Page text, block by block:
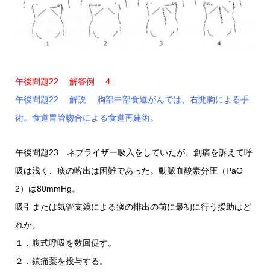
午後問題22 解答例 4
午後問題22 解説 胸部中部食道がんでは、右開胸による手
術。食道胃管吻合による食道再建術。
午後問題23 ネブライザー吸入をしていたが、創痛を訴えて呼
吸は浅く、痰の喀出は困難であった。動脈血酸素分圧（PaO
2）は80mmHg。
吸引または気管支鏡による痰の排出の前に最初に行う援助はど
れか。
１．腹式呼吸を数回促す。
２．鎮痛薬を投与する。